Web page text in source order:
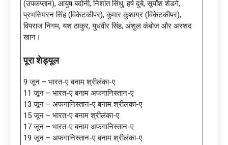
(उपकप्तान), आयुष बदोनी, निशांत सिंधु, हर्ष दुबे, सूर्यांश शेडगे,
प्रभसिमरन सिंह (विकेटकीपर), कुमार कुशाग्र (विकेटकीपर),
विपराज निगम, यश ठाकुर, युधवीर सिंह, अंशुल कंबोज और अरशद
खान।
पूरा शेड्यूल
9 जून – भारत-ए बनाम श्रीलंका-ए
11 जून – भारत-ए बनाम अफगानिस्तान-ए
13 जून – अफगानिस्तान-ए बनाम श्रीलंका-ए
15 जून – भारत-ए बनाम श्रीलंका-ए
17 जून – भारत-ए बनाम अफगानिस्तान-ए
19 जून – अफगानिस्तान-ए बनाम श्रीलंका-ए